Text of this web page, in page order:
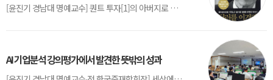
[윤진기 경남대 명예교수] 퀀트 투자[1]의 아버지로 불리는 에드워드 소프(Edward O. Thorp)는 수학계에서 천재로 알려진 인물이다. 그는 수학자이지만, 투자 업계에도 여러 가지 흥미로운 일화를 남겼다.수학을 이용하여 카지노를 이길 수 있는지가 궁금했던 그는 동료 교수가 소개해 준 블랙잭(Blackjack) 전략의 핵심을 손바닥 크기의 종이에 요...
AI 기업분석 강의평가에서 발견한 뜻밖의 성과